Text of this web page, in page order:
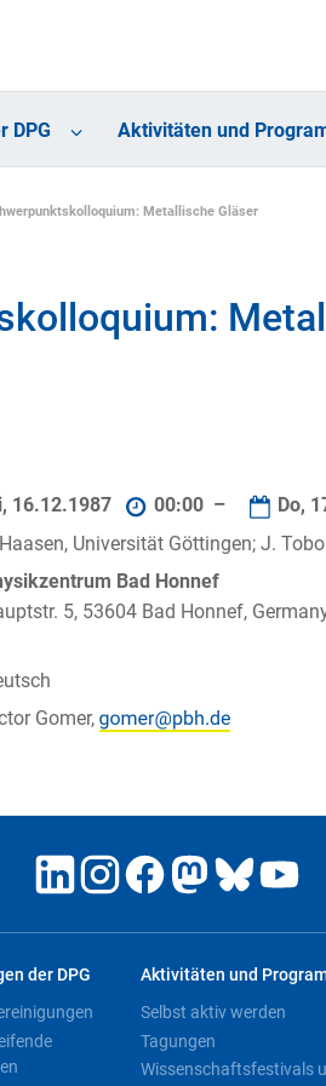
DPG Aktivitäten und
Metallische Gläser
16.12.1987 00:00 – Do,
Haasen, Universität Göttingen; J.
Bad Honnef
5, 53604 Bad Honnef,
Gomer,
der DPG Aktivitäten und
Selbst aktiv werden
Tagungen
Wissenschaftsfestivals